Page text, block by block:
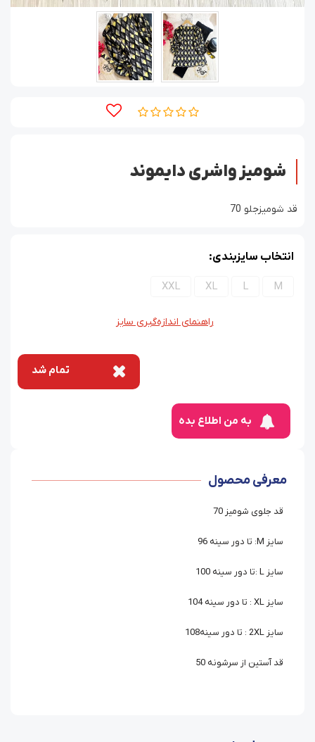
شومیز واشری دایموند
قد شومیزجلو 70
انتخاب سایزبندی:
M
L
XL
XXL
راهنمای اندازه‌گیری سایز
تمام شد
به من اطلاع بده
معرفی محصول
قد جلوی شومیز 70
سایز M: تا دور سینه 96
سایز L :تا دور سینه 100
سایز XL : تا دور سینه 104
سایز 2XL : تا دور سینه108
قد آستین از سرشونه 50